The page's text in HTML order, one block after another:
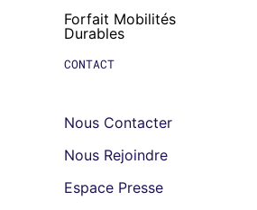
Forfait Mobilités
Durables
CONTACT
Nous Contacter
Nous Rejoindre
Espace Presse